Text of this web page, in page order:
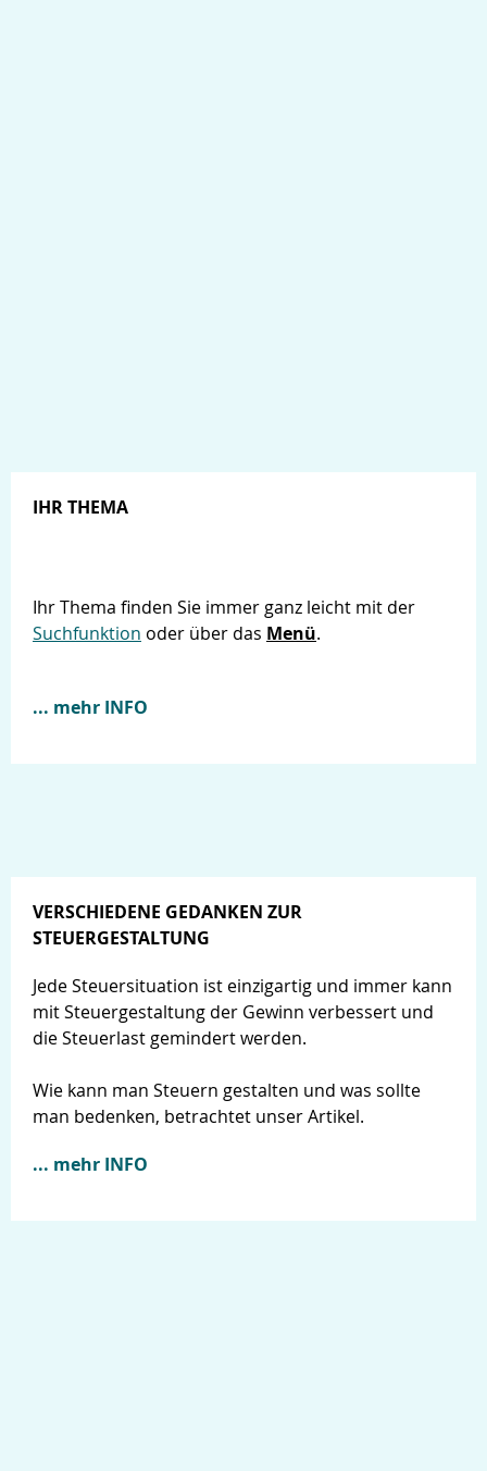
IHR THEMA
Ihr Thema finden Sie immer ganz leicht mit der
Suchfunktion oder über das Menü.
... mehr INFO
VERSCHIEDENE GEDANKEN ZUR
STEUERGESTALTUNG
Jede Steuersituation ist einzigartig und immer kann
mit Steuergestaltung der Gewinn verbessert und
die Steuerlast gemindert werden.
Wie kann man Steuern gestalten und was sollte
man bedenken, betrachtet unser Artikel.
... mehr INFO